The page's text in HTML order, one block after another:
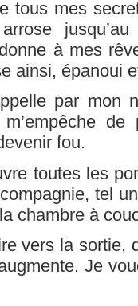
tous mes
à mes
ainsi, épanoui
par mon
fou.
toutes les
tel
chambre à
vers la sortie,
Je